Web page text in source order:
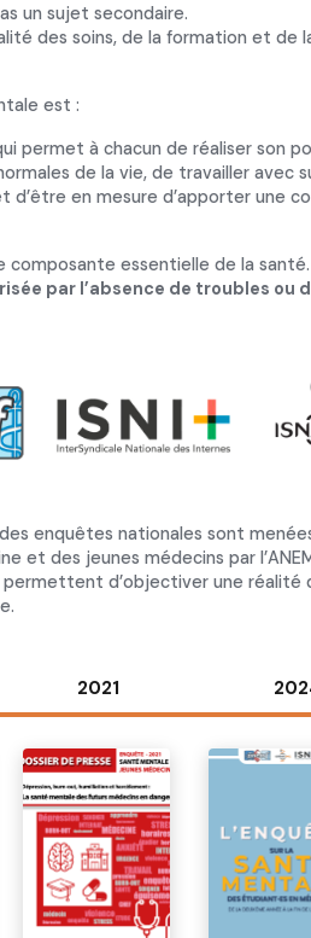
un sujet secondaire.
des soins, de la formation et de
est :
permet à chacun de réaliser son
de la vie, de travailler avec
d’être en mesure d’apporter une
essentielle de la santé.
par l’absence de troubles ou
enquêtes nationales sont
et des jeunes médecins par
permettent d’objectiver une réalité
2021